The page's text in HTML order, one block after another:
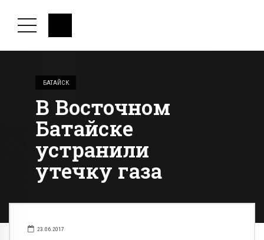
БАТАЙСК
В Восточном
Батайске
устранили
утечку газа
23.06.2017